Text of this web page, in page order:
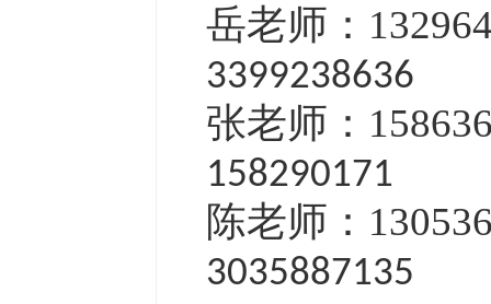
岳老师：
3399238636
张老师：
158290171
陈老师：
3035887135